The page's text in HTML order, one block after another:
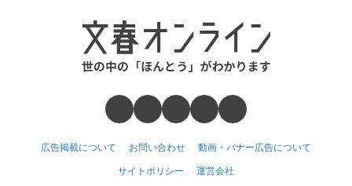
広告掲載について お問い合わせ 動画・バナー広告について
サイトポリシー 運営会社